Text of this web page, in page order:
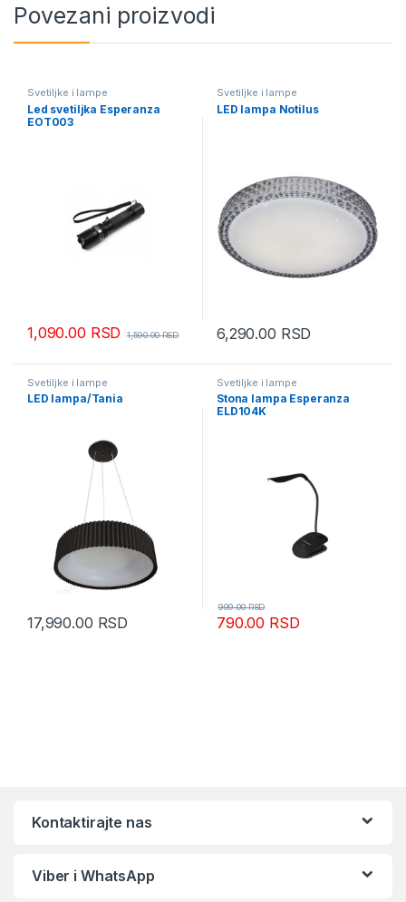
Povezani proizvodi
Svetiljke i lampe
Led svetiljka Esperanza
EOT003
1,090.00 RSD 1,590.00RSD
Svetiljke i lampe
LED lampa Notilus
6,290.00 RSD
Svetiljke i lampe
LED lampa/Tania
17,990.00 RSD
Svetiljke i lampe
Stona lampa Esperanza
ELD104K
790.00 RSD
999.00RSD
Kontaktirajte nas
Viber i WhatsApp